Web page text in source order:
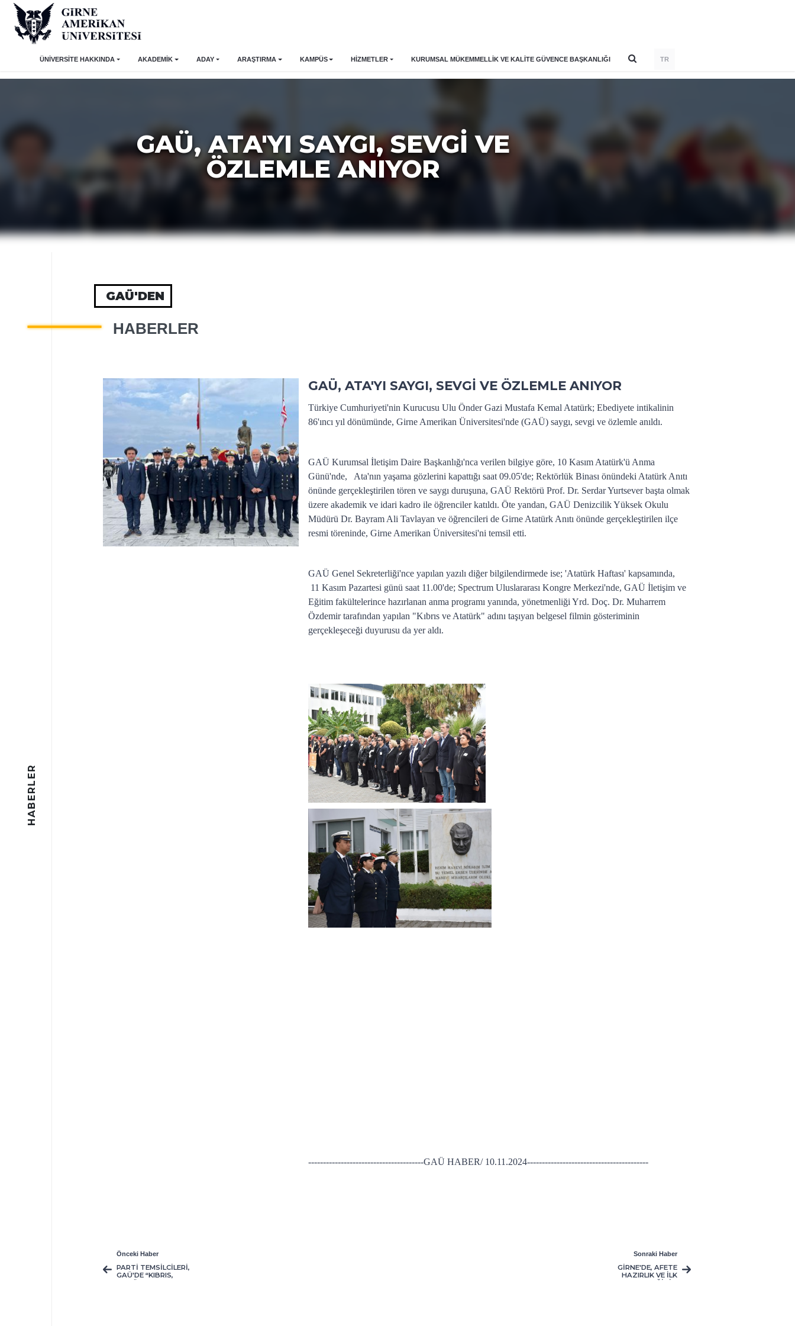
ÜNİVERSİTE HAKKINDA AKADEMİK ADAY ARAŞTIRMA KAMPÜS HİZMETLER KURUMSAL MÜKEMMELLIK VE KALITE GÜVENCE BAŞKANLIĞI TR
GAÜ, ATA'YI SAYGI, SEVGİ VE
ÖZLEMLE ANIYOR
HABERLER
GAÜ'DEN
HABERLER
GAÜ, ATA'YI SAYGI, SEVGİ VE ÖZLEMLE ANIYOR
Türkiye Cumhuriyeti'nin Kurucusu Ulu Önder Gazi Mustafa Kemal Atatürk; Ebediyete intikalinin
86'ıncı yıl dönümünde, Girne Amerikan Üniversitesi'nde (GAÜ) saygı, sevgi ve özlemle anıldı.
GAÜ Kurumsal İletişim Daire Başkanlığı'nca verilen bilgiye göre, 10 Kasım Atatürk'ü Anma
Günü'nde, Ata'nın yaşama gözlerini kapattığı saat 09.05'de; Rektörlük Binası önündeki Atatürk Anıtı
önünde gerçekleştirilen tören ve saygı duruşuna, GAÜ Rektörü Prof. Dr. Serdar Yurtsever başta olmak
üzere akademik ve idari kadro ile öğrenciler katıldı. Öte yandan, GAÜ Denizcilik Yüksek Okulu
Müdürü Dr. Bayram Ali Tavlayan ve öğrencileri de Girne Atatürk Anıtı önünde gerçekleştirilen ilçe
resmi töreninde, Girne Amerikan Üniversitesi'ni temsil etti.
GAÜ Genel Sekreterliği'nce yapılan yazılı diğer bilgilendirmede ise; 'Atatürk Haftası' kapsamında,
11 Kasım Pazartesi günü saat 11.00'de; Spectrum Uluslararası Kongre Merkezi'nde, GAÜ İletişim ve
Eğitim fakültelerince hazırlanan anma programı yanında, yönetmenliği Yrd. Doç. Dr. Muharrem
Özdemir tarafından yapılan "Kıbrıs ve Atatürk" adını taşıyan belgesel filmin gösteriminin
gerçekleşeceği duyurusu da yer aldı.
---------------------------------------GAÜ HABER/ 10.11.2024-----------------------------------------
Önceki Haber
PARTİ TEMSİLCİLERİ,
GAÜ'DE “KIBRIS,
Sonraki Haber
GİRNE'DE, AFETE
HAZIRLIK VE İLK
YARDIM EĞİTİM